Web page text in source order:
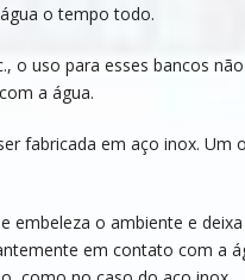
o tempo todo.
o uso para esses bancos
a água.
fabricada em aço inox. Um
o ambiente e
em contato com a